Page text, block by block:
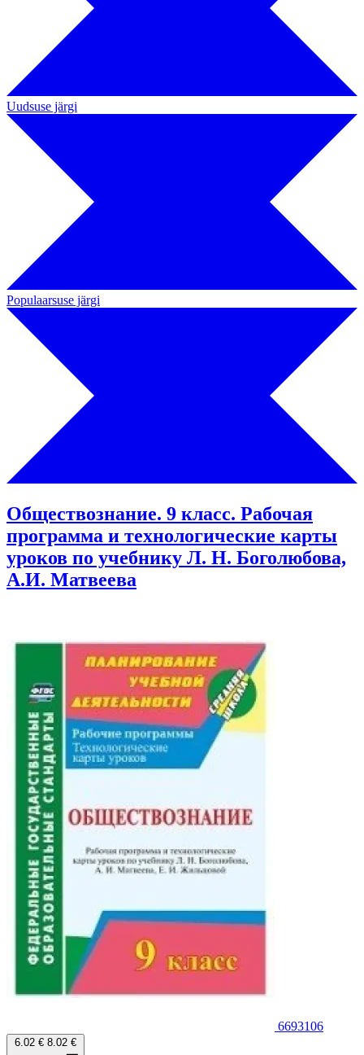
Uudsuse järgi
Populaarsuse järgi
Обществознание. 9 класс. Рабочая
программа и технологические карты
уроков по учебнику Л. Н. Боголюбова,
А.И. Матвеева
6693106
6.02 € 8.02 €